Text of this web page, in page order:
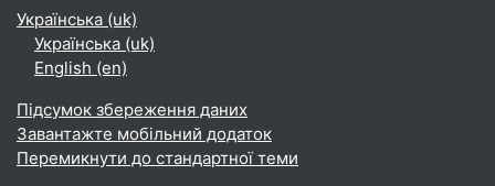
Українська ‎(uk)‎
Українська ‎(uk)‎
English ‎(en)‎
Підсумок збереження даних
Завантажте мобільний додаток
Перемикнути до стандартної теми